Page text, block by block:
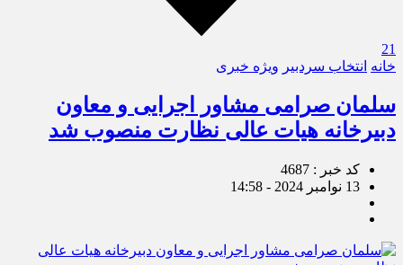
21
خانه انتخاب سردبیر ویژه خبری
سلمان صرامی مشاور اجرایی و معاون
دبیرخانه هیات عالی نظارت منصوب شد
کد خبر : 4687
13 نوامبر 2024 - 14:58